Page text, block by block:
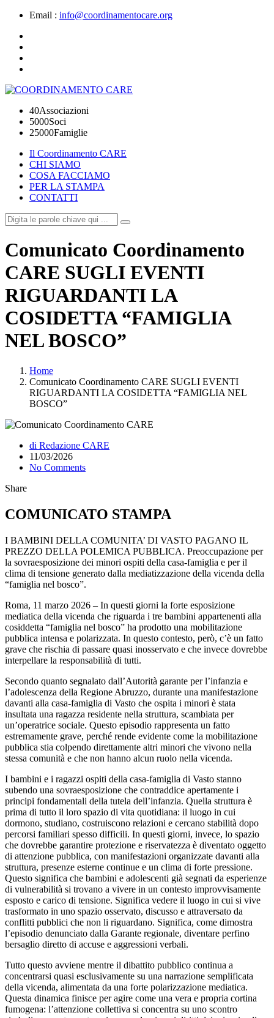
Email : info@coordinamentocare.org
40Associazioni
5000Soci
25000Famiglie
Il Coordinamento CARE
CHI SIAMO
COSA FACCIAMO
PER LA STAMPA
CONTATTI
Comunicato Coordinamento
CARE SUGLI EVENTI
RIGUARDANTI LA
COSIDETTA “FAMIGLIA
NEL BOSCO”
Home
Comunicato Coordinamento CARE SUGLI EVENTI
RIGUARDANTI LA COSIDETTA “FAMIGLIA NEL
BOSCO”
di Redazione CARE
11/03/2026
No Comments
Share
COMUNICATO STAMPA
I BAMBINI DELLA COMUNITA’ DI VASTO PAGANO IL
PREZZO DELLA POLEMICA PUBBLICA. Preoccupazione per
la sovraesposizione dei minori ospiti della casa-famiglia e per il
clima di tensione generato dalla mediatizzazione della vicenda della
“famiglia nel bosco”.
Roma, 11 marzo 2026 – In questi giorni la forte esposizione
mediatica della vicenda che riguarda i tre bambini appartenenti alla
cosiddetta “famiglia nel bosco” ha prodotto una mobilitazione
pubblica intensa e polarizzata. In questo contesto, però, c’è un fatto
grave che rischia di passare quasi inosservato e che invece dovrebbe
interpellare la responsabilità di tutti.
Secondo quanto segnalato dall’Autorità garante per l’infanzia e
l’adolescenza della Regione Abruzzo, durante una manifestazione
davanti alla casa-famiglia di Vasto che ospita i minori è stata
insultata una ragazza residente nella struttura, scambiata per
un’operatrice sociale. Questo episodio rappresenta un fatto
estremamente grave, perché rende evidente come la mobilitazione
pubblica stia colpendo direttamente altri minori che vivono nella
stessa comunità e che non hanno alcun ruolo nella vicenda.
I bambini e i ragazzi ospiti della casa-famiglia di Vasto stanno
subendo una sovraesposizione che contraddice apertamente i
principi fondamentali della tutela dell’infanzia. Quella struttura è
prima di tutto il loro spazio di vita quotidiana: il luogo in cui
dormono, studiano, costruiscono relazioni e cercano stabilità dopo
percorsi familiari spesso difficili. In questi giorni, invece, lo spazio
che dovrebbe garantire protezione e riservatezza è diventato oggetto
di attenzione pubblica, con manifestazioni organizzate davanti alla
struttura, presenze esterne continue e un clima di forte pressione.
Questo significa che bambini e adolescenti già segnati da esperienze
di vulnerabilità si trovano a vivere in un contesto improvvisamente
esposto e carico di tensione. Significa vedere il luogo in cui si vive
trasformato in uno spazio osservato, discusso e attraversato da
conflitti pubblici che non li riguardano. Significa, come dimostra
l’episodio denunciato dalla Garante regionale, diventare perfino
bersaglio diretto di accuse e aggressioni verbali.
Tutto questo avviene mentre il dibattito pubblico continua a
concentrarsi quasi esclusivamente su una narrazione semplificata
della vicenda, alimentata da una forte polarizzazione mediatica.
Questa dinamica finisce per agire come una vera e propria cortina
fumogena: l’attenzione collettiva si concentra su uno scontro